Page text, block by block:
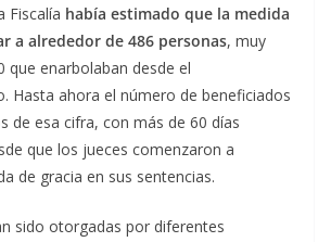
Fiscalía había estimado que la medida
a alrededor de 486 personas, muy
que enarbolaban desde el
Hasta ahora el número de beneficiados
de esa cifra, con más de 60 días
que los jueces comenzaron a
de gracia en sus sentencias.
sido otorgadas por diferentes